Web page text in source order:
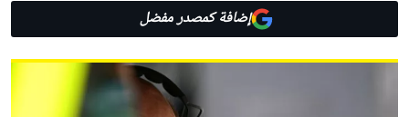
إضافة كمصدر مفضل